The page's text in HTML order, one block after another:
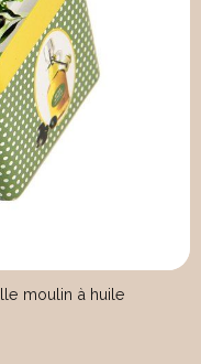
moulin à huile